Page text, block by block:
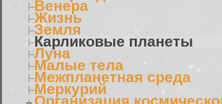
Венера
Жизнь
Земля
Карликовые планеты
Луна
Малые тела
Межпланетная среда
Меркурий